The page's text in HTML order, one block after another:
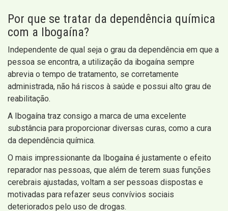
Por que se tratar da dependência química
com a Ibogaína?
Independente de qual seja o grau da dependência em que a
pessoa se encontra, a utilização da ibogaína sempre
abrevia o tempo de tratamento, se corretamente
administrada, não há riscos à saúde e possui alto grau de
reabilitação.
A Ibogaína traz consigo a marca de uma excelente
substância para proporcionar diversas curas, como a cura
da dependência química.
O mais impressionante da Ibogaína é justamente o efeito
reparador nas pessoas, que além de terem suas funções
cerebrais ajustadas, voltam a ser pessoas dispostas e
motivadas para refazer seus convívios sociais
deteriorados pelo uso de drogas.